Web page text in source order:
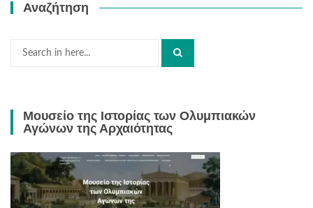
Αναζήτηση
Search
Μουσείο της Ιστορίας των Ολυμπιακών
Αγώνων της Αρχαιότητας